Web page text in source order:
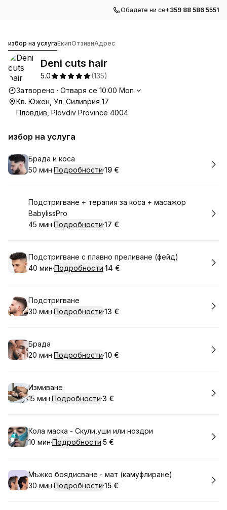
Обадете ни се+359 88 586 5551
избор на услугаЕкипОтзивиАдрес
Deni cuts hair
5.0 (135)
Работно време
Затворено · Отваря се 10:00 Mon
Кв. Южен, Ул. Силиврия 17
Пловдив, Plovdiv Province 4004
избор на услуга
Резервирай
Брада и коса
.Продължителност:
50 мин·Подробности·
.Цена
19 €
Резервирай
Подстригване + терапия за коса + масажор
BabylissPro
.Продължителност:
45 мин·Подробности·
.Цена
17 €
Резервирай
Подстригване с плавно преливане (фейд)
.Продължителност:
40 мин·Подробности·
.Цена
14 €
Резервирай
Подстригване
.Продължителност:
30 мин·Подробности·
.Цена
13 €
Резервирай
Брада
.Продължителност:
20 мин·Подробности·
.Цена
10 €
Резервирай
Измиване
.Продължителност :
15 мин·Подробности·
. Цена
3 €
Резервирай
Кола маска - Скули,уши или ноздри
.Продължителност :
10 мин·Подробности·
. Цена
5 €
Резервирай
Мъжко боядисване - мат (камуфлиране)
.Продължителност:
30 мин·Подробности·
.Цена
15 €